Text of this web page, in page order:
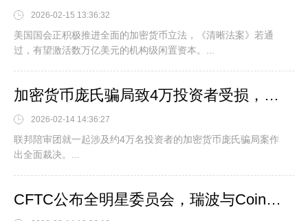
2026-02-15 13:36:32
美国国会正积极推进全面的加密货币立法，《清晰法案》若通
过，有望激活数万亿美元的机构级闲置资本。...
加密货币庞氏骗局致4万投资者受损，销售主管被判担责。
2026-02-14 14:36:27
联邦陪审团就一起涉及约4万名投资者的加密货币庞氏骗局案作
出全面裁决。...
CFTC公布全明星委员会，瑞波与Coinbase入选，共促加密监管突破。